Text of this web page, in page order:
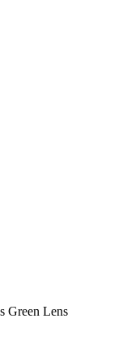
Green Lens